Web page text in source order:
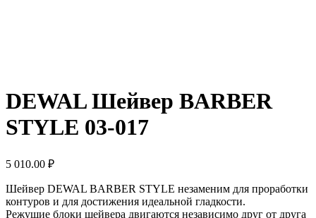
DEWAL Шейвер BARBER
STYLE 03-017
5 010.00 ₽
Шейвер DEWAL BARBER STYLE незаменим для проработки
контуров и для достижения идеальной гладкости.
Режущие блоки шейвера двигаются независимо друг от друга